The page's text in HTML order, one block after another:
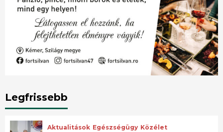
Legfrissebb
Aktualitások Egészségügy Közélet